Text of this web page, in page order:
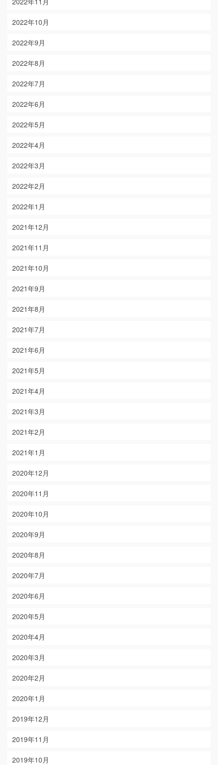
2022年10月
2022年9月
2022年8月
2022年7月
2022年6月
2022年5月
2022年4月
2022年3月
2022年2月
2022年1月
2021年12月
2021年11月
2021年10月
2021年9月
2021年8月
2021年7月
2021年6月
2021年5月
2021年4月
2021年3月
2021年2月
2021年1月
2020年12月
2020年11月
2020年10月
2020年9月
2020年8月
2020年7月
2020年6月
2020年5月
2020年4月
2020年3月
2020年2月
2020年1月
2019年12月
2019年11月
2019年10月